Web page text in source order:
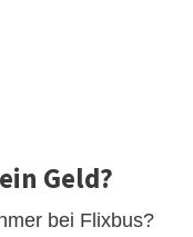
Geld?
bei Flixbus?